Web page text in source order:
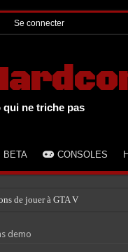
Se connecter
ne triche pas
BETA CONSOLES
de jouer à GTA V
demo